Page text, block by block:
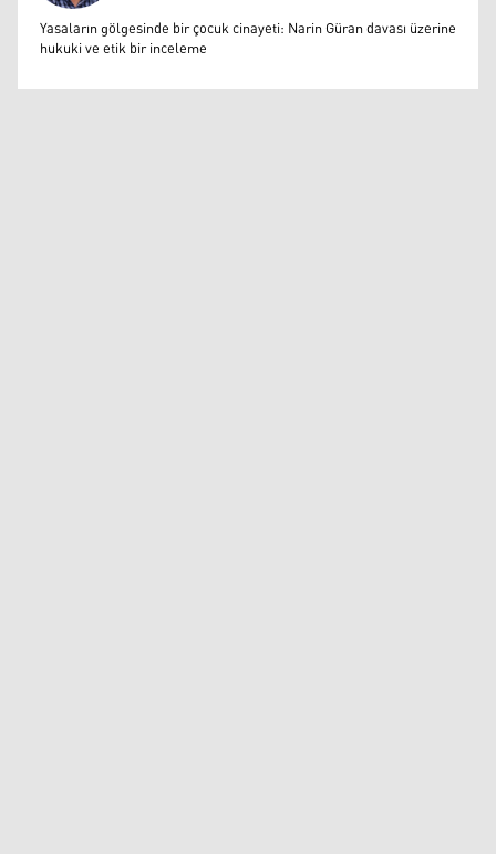
Prof. Dr. Ümit Yazıcıoğlu
Yasaların gölgesinde bir çocuk cinayeti: Narin Güran davası üzerine
hukuki ve etik bir inceleme